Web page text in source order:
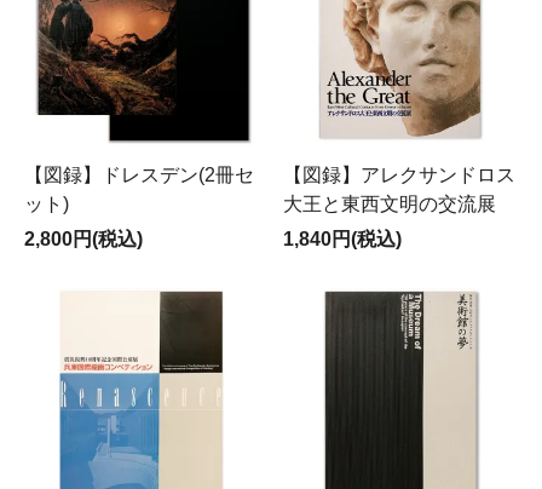
【図録】ドレスデン(2冊セ
ット)
2,800円(税込)
【図録】アレクサンドロス
大王と東西文明の交流展
1,840円(税込)